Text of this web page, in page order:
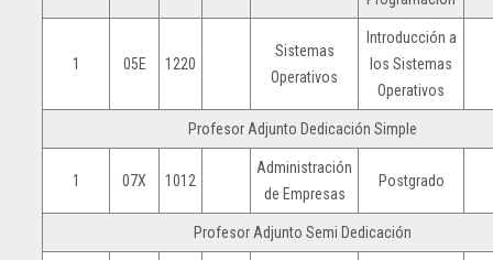
1 05E 1220
Sistemas
Operativos
Introducción a
los Sistemas
Operativos
Profesor Adjunto Dedicación Simple
1 07X 1012
Administración
de Empresas
Postgrado
Profesor Adjunto Semi Dedicación